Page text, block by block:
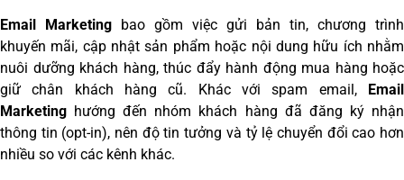
Email Marketing bao gồm việc gửi bản tin, chương trình
khuyến mãi, cập nhật sản phẩm hoặc nội dung hữu ích nhằm
nuôi dưỡng khách hàng, thúc đẩy hành động mua hàng hoặc
giữ chân khách hàng cũ. Khác với spam email, Email
Marketing hướng đến nhóm khách hàng đã đăng ký nhận
thông tin (opt-in), nên độ tin tưởng và tỷ lệ chuyển đổi cao hơn
nhiều so với các kênh khác.